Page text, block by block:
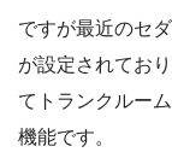
ですが最近のセ
が設定されてお
てトランクルー
機能です。